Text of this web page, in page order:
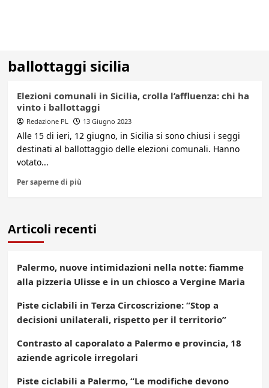
ballottaggi sicilia
Elezioni comunali in Sicilia, crolla l’affluenza: chi ha
vinto i ballottaggi
Redazione PL 13 Giugno 2023
Alle 15 di ieri, 12 giugno, in Sicilia si sono chiusi i seggi
destinati al ballottaggio delle elezioni comunali. Hanno
votato...
Per saperne di più
Articoli recenti
Palermo, nuove intimidazioni nella notte: fiamme
alla pizzeria Ulisse e in un chiosco a Vergine Maria
Piste ciclabili in Terza Circoscrizione: “Stop a
decisioni unilaterali, rispetto per il territorio”
Contrasto al caporalato a Palermo e provincia, 18
aziende agricole irregolari
Piste ciclabili a Palermo, “Le modifiche devono